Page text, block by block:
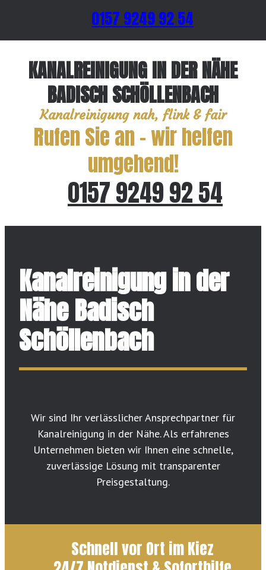
0157 9249 92 54
KANALREINIGUNG IN DER NÄHE
BADISCH SCHÖLLENBACH
Kanalreinigung nah, flink & fair
Rufen Sie an – wir helfen
umgehend!
0157 9249 92 54
Kanalreinigung in der
Nähe Badisch
Schöllenbach
Wir sind Ihr verlässlicher Ansprechpartner für
Kanalreinigung in der Nähe. Als erfahrenes
Unternehmen bieten wir Ihnen eine schnelle,
zuverlässige Lösung mit transparenter
Preisgestaltung.
Schnell vor Ort im Kiez